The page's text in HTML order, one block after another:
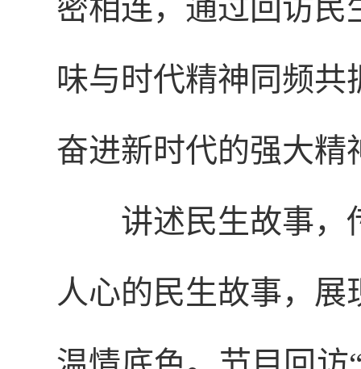
密相连，通过回访
味与时代精神同频
奋进新时代的强大精
讲述民生故事，
人心的民生故事，